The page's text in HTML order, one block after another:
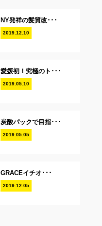
NY発祥の髪質改･･･
2019.12.10
愛媛初！究極のト･･･
2019.05.10
炭酸パックで目指･･･
2019.05.05
GRACEイチオ･･･
2019.12.05